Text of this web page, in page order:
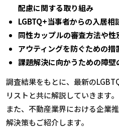
配慮に関する取り組み
LGBTQ+当事者からの入居相
同性カップルの審査方法や
アウティングを防ぐための措
課題解決に向かうための障壁
調査結果をもとに、最新の
リストと共に解説していきます。
また、不動産業界における企業
解決策もご紹介します。